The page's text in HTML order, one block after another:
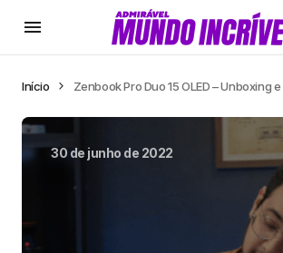
Início Zenbook Pro Duo 15 OLED – Unboxing
30 de junho de 2022